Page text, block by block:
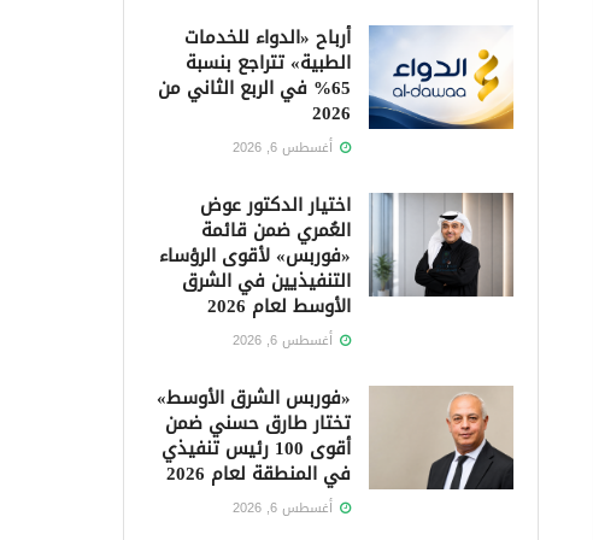
أرباح «الدواء للخدمات
الطبية» تتراجع بنسبة
65% في الربع الثاني من
2026
أغسطس 6, 2026
اختيار الدكتور عوض
العُمري ضمن قائمة
«فوربس» لأقوى الرؤساء
التنفيذيين في الشرق
الأوسط لعام 2026
أغسطس 6, 2026
«فوربس الشرق الأوسط»
تختار طارق حسني ضمن
أقوى 100 رئيس تنفيذي
في المنطقة لعام 2026
أغسطس 6, 2026